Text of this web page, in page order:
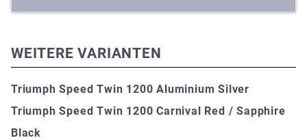
WEITERE VARIANTEN
Triumph Speed Twin 1200 Aluminium Silver
Triumph Speed Twin 1200 Carnival Red / Sapphire
Black